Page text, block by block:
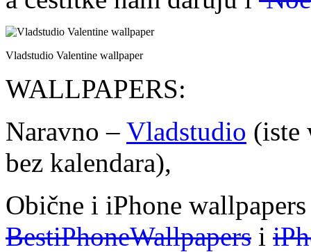
Vladstudio Valentine wallpaper
WALLPAPERS:
Naravno – Vladstudio (iste
bez kalendara),
Obične i iPhone
BestiPhoneWallpapers i